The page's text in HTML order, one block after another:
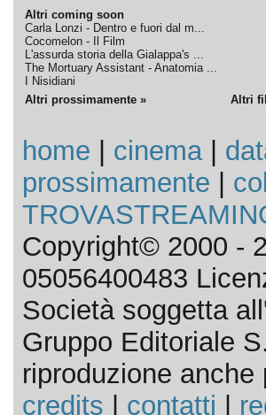
Altri coming soon
Carla Lonzi - Dentro e fuori dal m...
Cocomelon - Il Film
L'assurda storia della Gialappa's ...
The Mortuary Assistant - Anatomia ...
I Nisidiani
Altri prossimamente » Altri
home cinema|
prossimamente
Copyright© 2000 -
05056400483
Società soggetta
Gruppo Editoriale
riproduzione anche
credits
contatti